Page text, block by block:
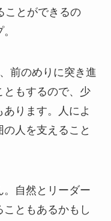
ことができるの
前のめりに突き進
ともするので、少
ります。人によ
人を支えること
。自然とリーダー
ともあるかもし